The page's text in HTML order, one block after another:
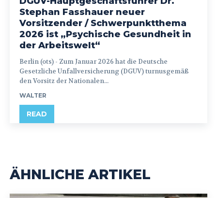
Stephan Fasshauer neuer
Vorsitzender / Schwerpunktthema
2026 ist „Psychische Gesundheit in
der Arbeitswelt“
Berlin (ots) - Zum Januar 2026 hat die Deutsche
Gesetzliche Unfallversicherung (DGUV) turnusgemäß
den Vorsitz der Nationalen...
WALTER
READ
ÄHNLICHE ARTIKEL